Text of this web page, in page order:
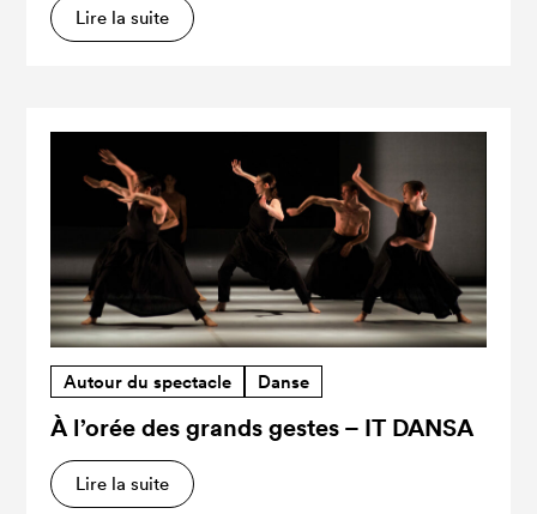
Lire la suite
Autour du spectacle Danse
À l’orée des grands gestes – IT DANSA
Lire la suite